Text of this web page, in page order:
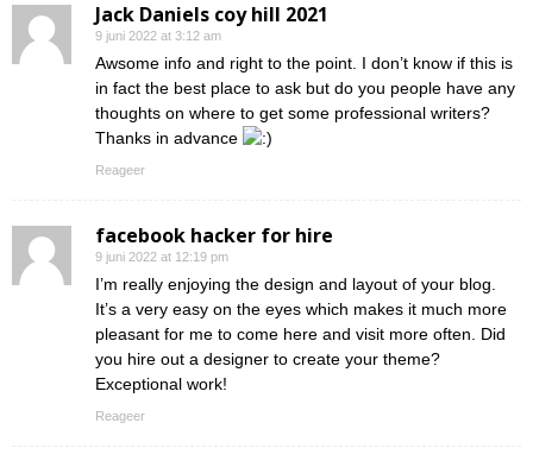
Jack Daniels coy hill 2021
9 juni 2022 at 3:12 am
Awsome info and right to the point. I don’t know if this is
in fact the best place to ask but do you people have any
thoughts on where to get some professional writers?
Thanks in advance
Reageer
facebook hacker for hire
9 juni 2022 at 12:19 pm
I’m really enjoying the design and layout of your blog.
It’s a very easy on the eyes which makes it much more
pleasant for me to come here and visit more often. Did
you hire out a designer to create your theme?
Exceptional work!
Reageer